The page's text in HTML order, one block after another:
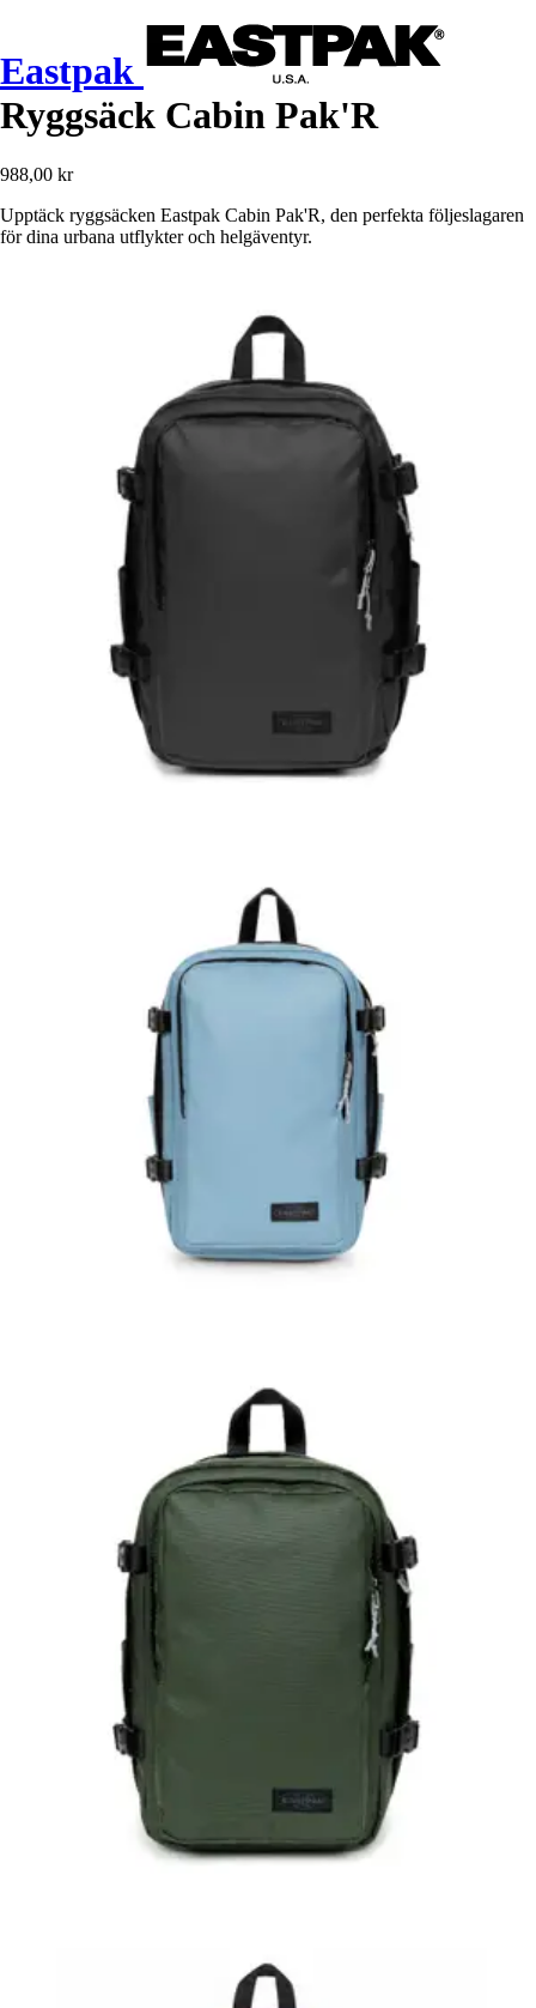
Eastpak
Ryggsäck Cabin Pak'R
988,00 kr
Upptäck ryggsäcken Eastpak Cabin Pak'R, den perfekta följeslagaren
för dina urbana utflykter och helgäventyr.